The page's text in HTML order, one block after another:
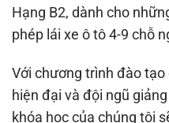
Hạng B2, dành cho
phép lái xe ô tô 4-9 chỗ
Với chương trình đào
hiện đại và đội ngũ
khóa học của chúng tôi